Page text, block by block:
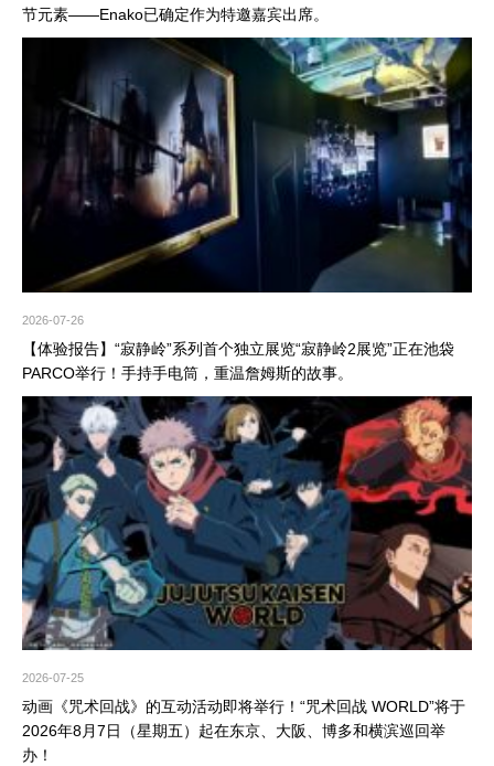
节元素——Enako已确定作为特邀嘉宾出席。
2026-07-26
【体验报告】“寂静岭”系列首个独立展览“寂静岭2展览”正在池袋
PARCO举行！手持手电筒，重温詹姆斯的故事。
2026-07-25
动画《咒术回战》的互动活动即将举行！“咒术回战 WORLD”将于
2026年8月7日（星期五）起在东京、大阪、博多和横滨巡回举
办！